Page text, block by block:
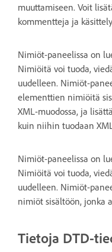
muuttamiseen. Voit
kommentteja ja
Nimiöt-paneelissa on
Nimiöitä voi tuoda,
uudelleen. Nimiöt-
elementtien nimiöitä
XML-muodossa, ja
kuin niihin tuodaan
Nimiöt-paneelissa on
Nimiöitä voi tuoda,
uudelleen. Nimiöt-
nimiöt sisältöön, jonka
Tietoja DTD-